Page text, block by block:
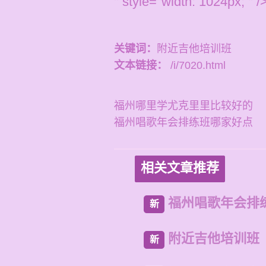
关键词：
附近吉他培训班
文本链接：
/i/7020.html
福州哪里学尤克里里比较好的
福州唱歌年会排练班哪家好点
相关文章推荐
新 福州唱歌年会排
新 附近吉他培训班